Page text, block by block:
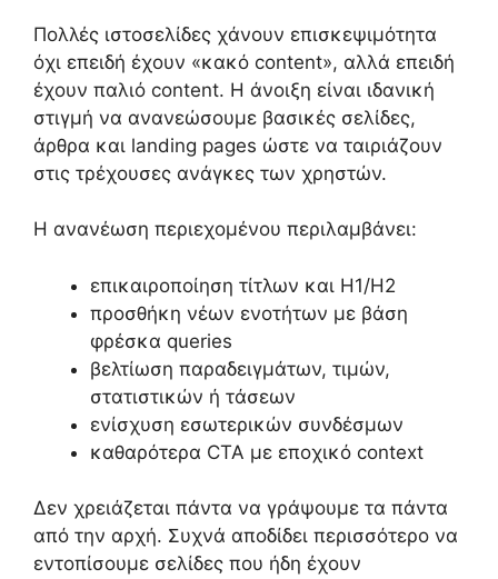
Πολλές ιστοσελίδες χάνουν επισκεψιμότητα
όχι επειδή έχουν «κακό content», αλλά επειδή
έχουν παλιό content. Η άνοιξη είναι ιδανική
στιγμή να ανανεώσουμε βασικές σελίδες,
άρθρα και landing pages ώστε να ταιριάζουν
στις τρέχουσες ανάγκες των χρηστών.
Η ανανέωση περιεχομένου περιλαμβάνει:
επικαιροποίηση τίτλων και H1/H2
προσθήκη νέων ενοτήτων με βάση
φρέσκα queries
βελτίωση παραδειγμάτων, τιμών,
στατιστικών ή τάσεων
ενίσχυση εσωτερικών συνδέσμων
καθαρότερα CTA με εποχικό context
Δεν χρειάζεται πάντα να γράψουμε τα πάντα
από την αρχή. Συχνά αποδίδει περισσότερο να
εντοπίσουμε σελίδες που ήδη έχουν